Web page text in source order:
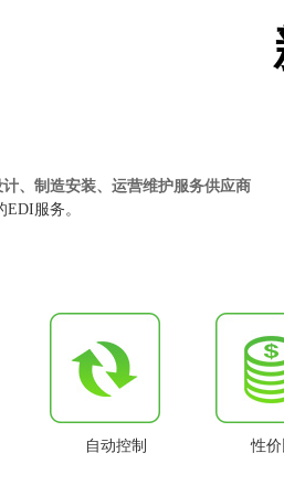
、制造安装、运营维护服务供应商
服务。
自动控制 性